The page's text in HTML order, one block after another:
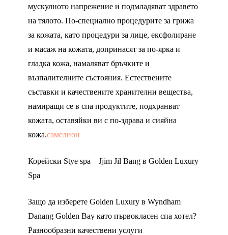
мускулното напрежение и подмладяват здравето
на тялото. По-специално процедурите за грижа
за кожата, като процедури за лице, ексфолиране
и масаж на кожата, допринасят за по-ярка и
гладка кожа, намаляват бръчките и
възпалителните състояния. Естествените
съставки и качествените хранителни вещества,
намиращи се в спа продуктите, подхранват
кожата, оставяйки ви с по-здрава и сияйна
кожа.самелион
Корейски Stye spa – Jjim Jil Bang в Golden Luxury
Spa
Защо да изберете Golden Luxury в Wyndham
Danang Golden Bay като първокласен спа хотел?
Разнообразни качествени услуги